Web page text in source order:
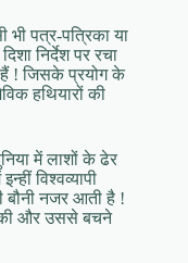
भी पत्र-पत्रिका या
निर्देश पर रचा
हैं ! जिसके प्रयोग के
हथियारों की
में लाशों के ढेर
विश्वव्यापी
बौनी नजर आती है !
और उससे बचने